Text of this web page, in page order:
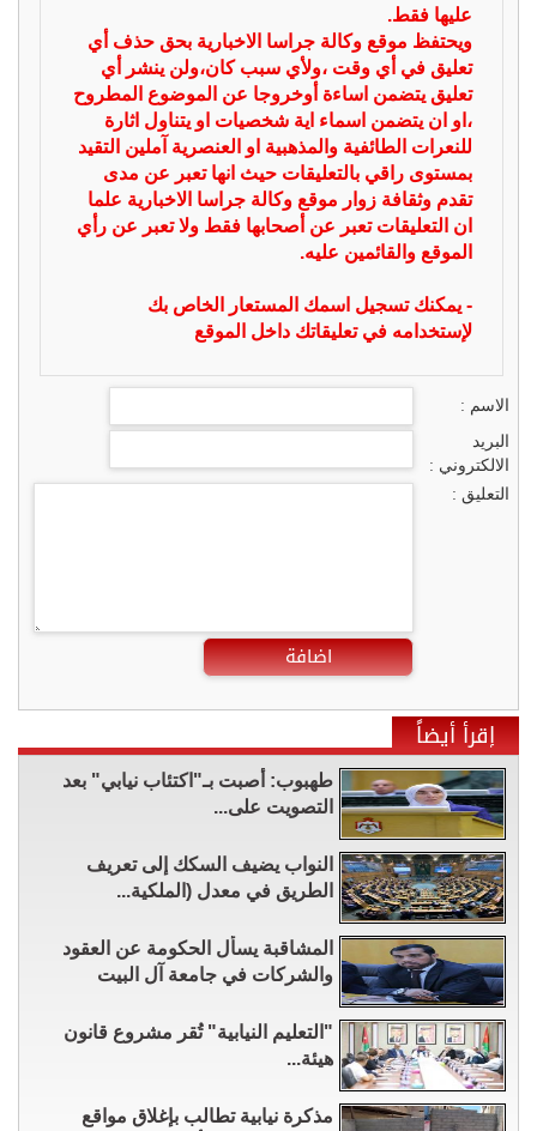
عليها فقط.
ويحتفظ موقع وكالة جراسا الاخبارية بحق حذف أي
تعليق في أي وقت ،ولأي سبب كان،ولن ينشر أي
تعليق يتضمن اساءة أوخروجا عن الموضوع المطروح
،او ان يتضمن اسماء اية شخصيات او يتناول اثارة
للنعرات الطائفية والمذهبية او العنصرية آملين التقيد
بمستوى راقي بالتعليقات حيث انها تعبر عن مدى
تقدم وثقافة زوار موقع وكالة جراسا الاخبارية علما
ان التعليقات تعبر عن أصحابها فقط ولا تعبر عن رأي
الموقع والقائمين عليه.
- يمكنك تسجيل اسمك المستعار الخاص بك
لإستخدامه في تعليقاتك داخل الموقع
الاسم :
البريد
الالكتروني :
التعليق :
اضافة
إقرأ أيضاً
طهبوب: أُصبت بـ"اكتئاب نيابي" بعد
التصويت على...
النواب يضيف السكك إلى تعريف
الطريق في معدل (الملكية...
المشاقبة يسأل الحكومة عن العقود
والشركات في جامعة آل البيت
"التعليم النيابية" تُقر مشروع قانون
هيئة...
مذكرة نيابية تطالب بإغلاق مواقع